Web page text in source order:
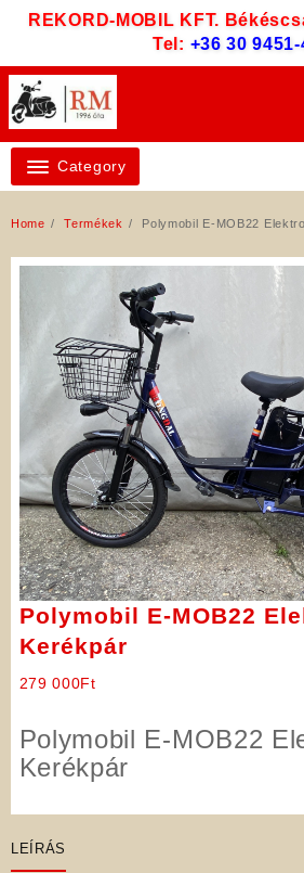
REKORD-MOBIL KFT.
Tel: +36 30 9451-
Category
Home Termékek Polymobil E-MOB22
Polymobil E-MOB22
Kerékpár
279 000Ft
Polymobil E-MOB22
Kerékpár
LEÍRÁS